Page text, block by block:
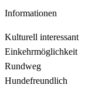
Informationen
Kulturell interessant
Einkehrmöglichkeit
Rundweg
Hundefreundlich